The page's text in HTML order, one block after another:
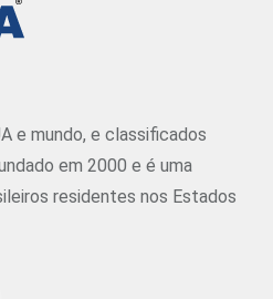
e mundo, e classificados
em 2000 e é uma
residentes nos Estados